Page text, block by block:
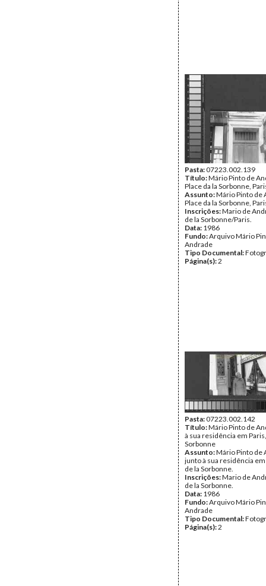
Pasta:07223.002.139
Título:Mário Pinto de
Place da la Sorbonne,
Assunto:Mário Pinto de
Place da la Sorbonne,
Inscrições:Mario de
de la Sorbonne/Paris.
Data: 1986
Fundo:Arquivo Mário
Andrade
Tipo Documental:
Página(s):2
Pasta:07223.002.142
Título:Mário Pinto de
à sua residência em
Sorbonne
Assunto:Mário Pinto de
junto à sua residência em
de la Sorbonne.
Inscrições:Mario de
de la Sorbonne.
Data: 1986
Fundo:Arquivo Mário
Andrade
Tipo Documental:
Página(s):2